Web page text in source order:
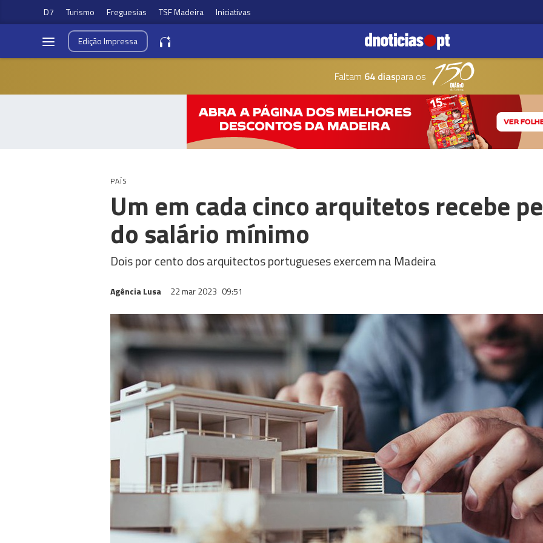
D7 Turismo Freguesias TSF Madeira Iniciativas
EdiçãoImpressa
Faltam 64 diaspara os
PAÍS
Um em cada cinco arquitetos recebe
do salário mínimo
Dois por cento dos arquitectos portugueses exercem na Madeira
Agência Lusa 22 mar 2023 09:51